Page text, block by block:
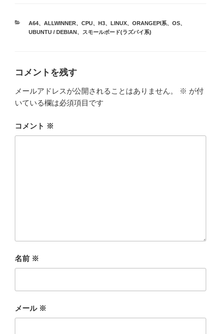
カ
テ
A64、 ALLWINNER、 CPU、 H3、 LINUX、 ORANGEPI系、 OS、
UBUNTU / DEBIAN、 スモールボード(ラズパイ系)
コメントを残す
メールアドレスが公開されることはありません。 ※ が付
いている欄は必須項目です
コメント ※
名前 ※
メール ※